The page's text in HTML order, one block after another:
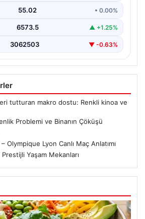
55.02 • 0.00%
6573.5 ▲ +1.25%
3062503 ▼ -0.63%
tutturan makro dostu: Renkli kinoa ve
Problemi ve Binanın Çöküşü
Olympique Lyon Canlı Maç Anlatımı
Yaşam Mekanları